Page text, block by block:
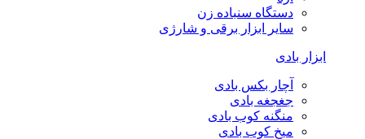
دستگاه سنباده زن
سایر ابزار برقی و شارژی
ابزار بادی
آچار بکس بادی
جغجغه بادی
منگنه کوب بادی
میخ کوب بادی